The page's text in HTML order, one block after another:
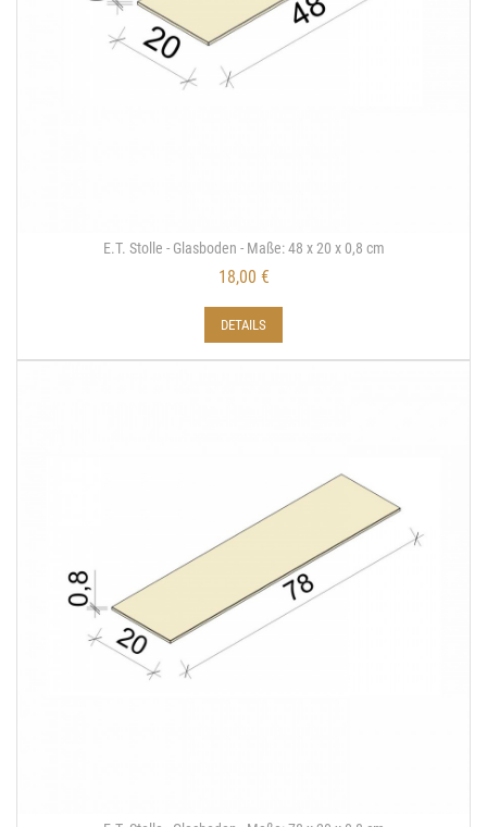
E.T. Stolle - Glasboden - Maße: 48 x 20 x 0,8 cm
18,00 €
DETAILS